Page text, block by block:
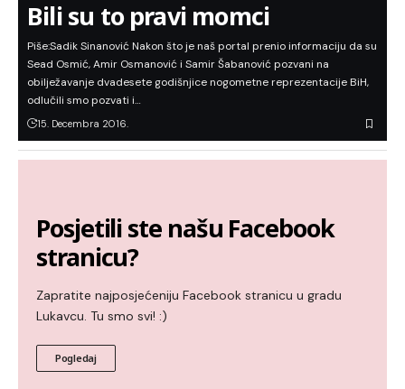
Bili su to pravi momci
Piše:Sadik Sinanović Nakon što je naš portal prenio informaciju da su
Sead Osmić, Amir Osmanović i Samir Šabanović pozvani na
obilježavanje dvadesete godišnjice nogometne reprezentacije BiH,
odlučili smo pozvati i…
15. Decembra 2016.
Posjetili ste našu Facebook
stranicu?
Zapratite najposjećeniju Facebook stranicu u gradu
Lukavcu. Tu smo svi! :)
Pogledaj